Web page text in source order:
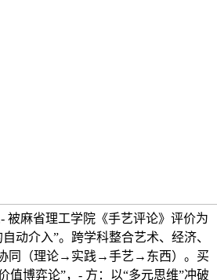
被麻省理工学院《手艺评论》评价为
动介入”。跨学科整合艺术、经济、
同（理论→实践→手艺→东西）。买
值博弈论”，- 方：以“多元思维”冲破